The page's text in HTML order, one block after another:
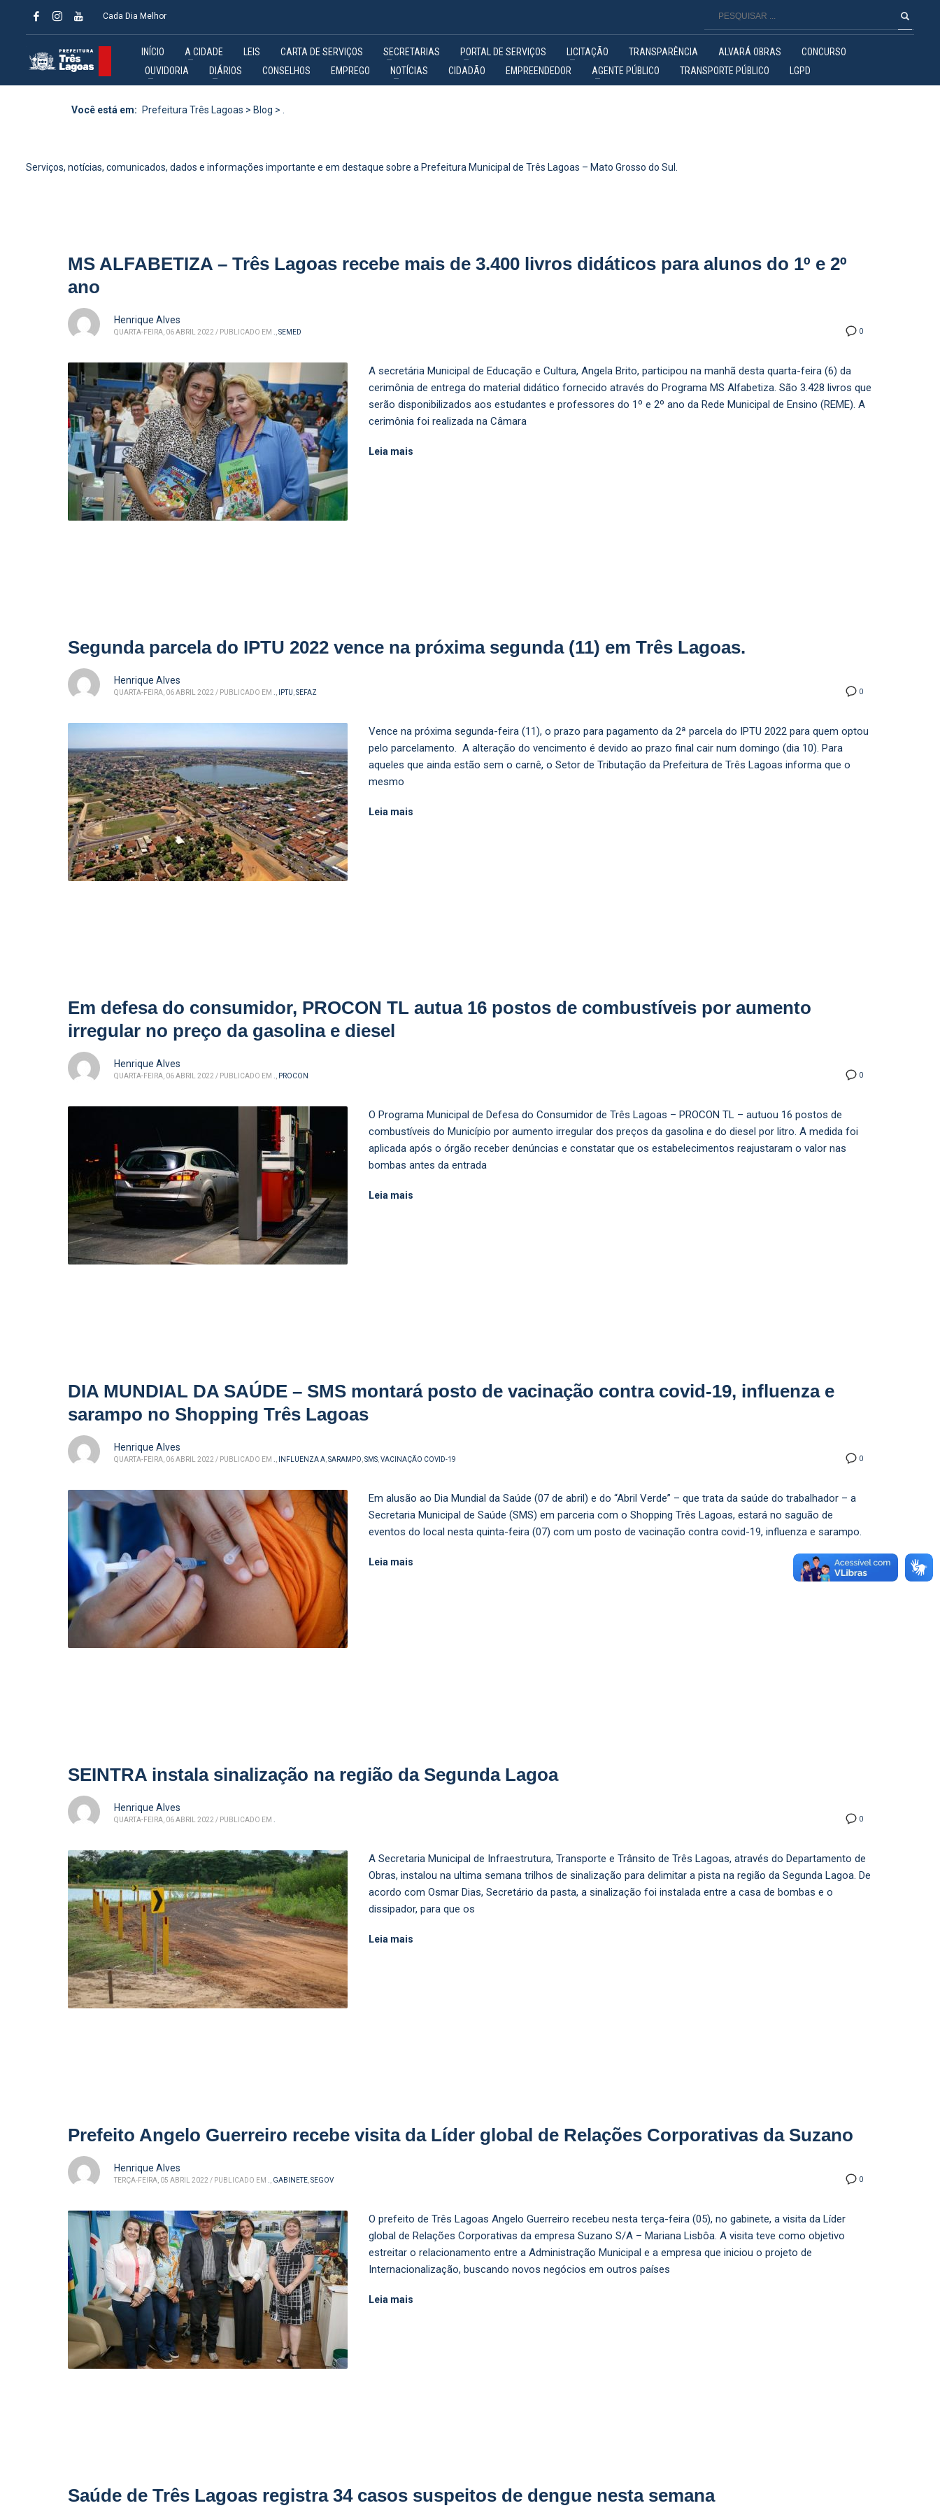
Cada Dia Melhor
INÍCIO A CIDADE LEIS CARTA DE SERVIÇOS SECRETARIAS PORTAL DE SERVIÇOS LICITAÇÃO TRANSPARÊNCIA ALVARÁ OBRAS
CONCURSO
OUVIDORIA
DIÁRIOS CONSELHOS EMPREGO NOTÍCIAS CIDADÃO EMPREENDEDOR AGENTE PÚBLICO TRANSPORTE PÚBLICO LGPD
Você está em: Prefeitura Três Lagoas > Blog >
Serviços, notícias, comunicados, dados e informações importante e em destaque sobre a Prefeitura Municipal de Três Lagoas – Mato Grosso do Sul.
MS ALFABETIZA – Três Lagoas recebe mais de 3.400 livros didáticos para alunos do 1º e 2º
ano
0
Henrique Alves
QUARTA-FEIRA, 06 ABRIL 2022 / PUBLICADO EM SEMED
A secretária Municipal de Educação e Cultura, Angela Brito, participou na manhã desta quarta-feira (6) da
cerimônia de entrega do material didático fornecido através do Programa MS Alfabetiza. São 3.428 livros que
serão disponibilizados aos estudantes e professores do 1º e 2º ano da Rede Municipal de Ensino (REME). A
cerimônia foi realizada na Câmara
Leia mais
Segunda parcela do IPTU 2022 vence na próxima segunda (11) em Três Lagoas.
0
Henrique Alves
QUARTA-FEIRA, 06 ABRIL 2022 / PUBLICADO EM IPTU SEFAZ
Vence na próxima segunda-feira (11), o prazo para pagamento da 2ª parcela do IPTU 2022 para quem optou
pelo parcelamento. A alteração do vencimento é devido ao prazo final cair num domingo (dia 10). Para
aqueles que ainda estão sem o carnê, o Setor de Tributação da Prefeitura de Três Lagoas informa que o
mesmo
Leia mais
Em defesa do consumidor, PROCON TL autua 16 postos de combustíveis por aumento
irregular no preço da gasolina e diesel
0
Henrique Alves
QUARTA-FEIRA, 06 ABRIL 2022 / PUBLICADO EM PROCON
O Programa Municipal de Defesa do Consumidor de Três Lagoas – PROCON TL – autuou 16 postos de
combustíveis do Município por aumento irregular dos preços da gasolina e do diesel por litro. A medida foi
aplicada após o órgão receber denúncias e constatar que os estabelecimentos reajustaram o valor nas
bombas antes da entrada
Leia mais
DIA MUNDIAL DA SAÚDE – SMS montará posto de vacinação contra covid-19, influenza e
sarampo no Shopping Três Lagoas
0
Henrique Alves
QUARTA-FEIRA, 06 ABRIL 2022 / PUBLICADO EM INFLUENZA A SARAMPO SMS VACINAÇÃO COVID-19
Em alusão ao Dia Mundial da Saúde (07 de abril) e do “Abril Verde” – que trata da saúde do trabalhador – a
Secretaria Municipal de Saúde (SMS) em parceria com o Shopping Três Lagoas, estará no saguão de
eventos do local nesta quinta-feira (07) com um posto de vacinação contra covid-19, influenza e sarampo.
Leia mais
SEINTRA instala sinalização na região da Segunda Lagoa
0
Henrique Alves
QUARTA-FEIRA, 06 ABRIL 2022 / PUBLICADO EM
A Secretaria Municipal de Infraestrutura, Transporte e Trânsito de Três Lagoas, através do Departamento de
Obras, instalou na ultima semana trilhos de sinalização para delimitar a pista na região da Segunda Lagoa. De
acordo com Osmar Dias, Secretário da pasta, a sinalização foi instalada entre a casa de bombas e o
dissipador, para que os
Leia mais
Prefeito Angelo Guerreiro recebe visita da Líder global de Relações Corporativas da Suzano
0
Henrique Alves
TERÇA-FEIRA, 05 ABRIL 2022 / PUBLICADO EM GABINETE SEGOV
O prefeito de Três Lagoas Angelo Guerreiro recebeu nesta terça-feira (05), no gabinete, a visita da Líder
global de Relações Corporativas da empresa Suzano S/A – Mariana Lisbôa. A visita teve como objetivo
estreitar o relacionamento entre a Administração Municipal e a empresa que iniciou o projeto de
Internacionalização, buscando novos negócios em outros países
Leia mais
Saúde de Três Lagoas registra 34 casos suspeitos de dengue nesta semana